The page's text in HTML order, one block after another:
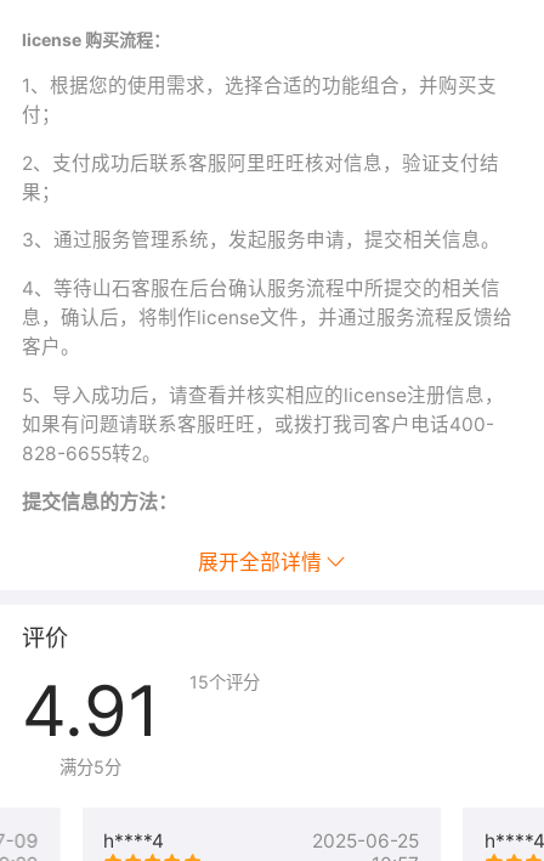
license 购买流程：
1、根据您的使用需求，选择合适的功能组合，并购买支
付；
2、支付成功后联系客服阿里旺旺核对信息，验证支付结
果；
3、通过服务管理系统，发起服务申请，提交相关信息。
4、等待山石客服在后台确认服务流程中所提交的相关信
息，确认后，将制作license文件，并通过服务流程反馈给
客户。
5、导入成功后，请查看并核实相应的license注册信息，
如果有问题请联系客服旺旺，或拨打我司客户电话400-
828-6655转2。
提交信息的方法：
1.通过“”管理我的服务“登录服务管理系统
2.通过刚购买的license服务中的”服务监管”来启动服务流程。
3.根据要求提交相关信息。
展开全部详情
评价
4.91
满分5分
15个评分
h****4
2025-06-25
h****4
09